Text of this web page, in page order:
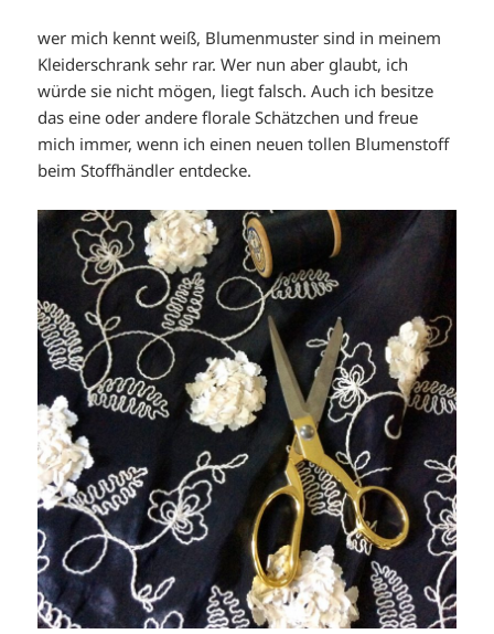
wer mich kennt weiß, Blumenmuster sind in meinem
Kleiderschrank sehr rar. Wer nun aber glaubt, ich
würde sie nicht mögen, liegt falsch. Auch ich besitze
das eine oder andere florale Schätzchen und freue
mich immer, wenn ich einen neuen tollen Blumenstoff
beim Stoffhändler entdecke.